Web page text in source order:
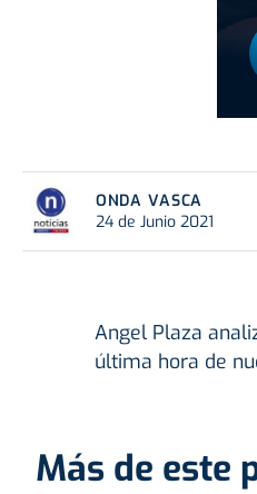
ONDA VASCA
24 de Junio 2021
Angel Plaza
última hora de
Más de este